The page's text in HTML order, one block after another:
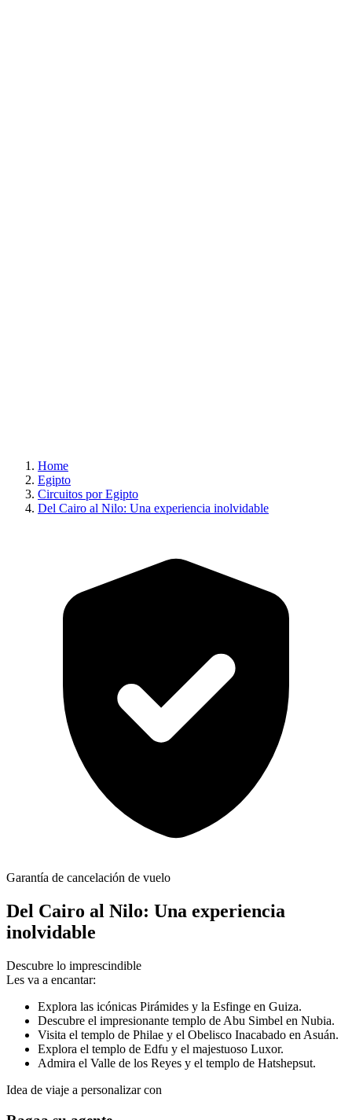
Home
Egipto
Circuitos por Egipto
Del Cairo al Nilo: Una experiencia inolvidable
Garantía de cancelación de vuelo
Del Cairo al Nilo: Una experiencia
inolvidable
Descubre lo imprescindible
Les va a encantar:
Explora las icónicas Pirámides y la Esfinge en Guiza.
Descubre el impresionante templo de Abu Simbel en Nubia.
Visita el templo de Philae y el Obelisco Inacabado en Asuán.
Explora el templo de Edfu y el majestuoso Luxor.
Admira el Valle de los Reyes y el templo de Hatshepsut.
Idea de viaje a personalizar con